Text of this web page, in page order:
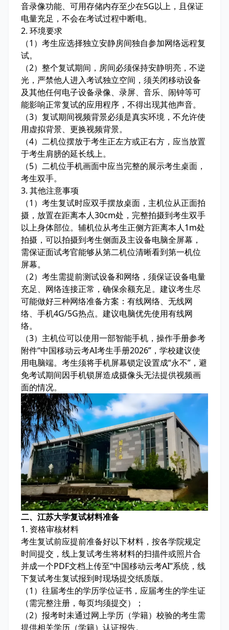
音录像功能、可用存储内存至少在5G以上，且保证
电量充足，不会在考试过程中断电。
2. 环境要求
（1）考生应选择独立安静房间独自参加网络远程复
试。
（2）整个复试期间，房间必须保持安静明亮，不逆
光，严禁他人进入考试独立空间，须关闭移动设备
及其他任何电子设备录像、录屏、音乐、闹钟等可
能影响正常复试的应用程序，不得出现其他声音。
（3）复试期间视频背景必须是真实环境，不允许使
用虚拟背景、更换视频背景。
（4）二机位摆放于考生正左方或正右方，应当放置
于考生肩膀的延长线上。
（5）二机位手机画面中应当完整的展示考生桌面，
考生双手。
3. 其他注意事项
（1）考生复试时应双手摆放桌面，主机位从正面拍
摄，放置在距离本人30cm处，完整拍摄到考生双手
以上身体部位。辅机位从考生正侧方距离本人1m处
拍摄，可以拍摄到考生侧面及主设备电脑全屏幕，
需保证面试考官能够从第二机位清晰看到第一机位
屏幕。
（2）考生需提前测试设备和网络，须保证设备电量
充足、网络连接正常，确保余额充足。建议考生尽
可能做好三种网络准备方案：有线网络、无线网
络、手机4G/5G热点。建议电脑优先使用有线网
络。
（3）主机位可以使用一部智能手机，操作手册参考
附件“中国移动云考AI考生手册2026”，学校建议使
用电脑端。考生须将手机屏幕锁定设置成“永不”，避
免考试期间因手机锁屏造成摄像头无法提供视频画
面的情况。
二、江苏大学复试材料准备
1. 资格审核材料
考生复试前应提前准备好以下材料，按各学院规定
时间提交，线上复试考生将材料的扫描件或照片合
并成一个PDF文档上传至“中国移动云考AI”系统，线
下复试考生复试报到时现场提交纸质版。
（1）往届考生的学历学位证书，应届考生的学生证
（需完整注册，每页均须提交）；
（2）报考时未通过网上学历（学籍）校验的考生需
提供相关学历（学籍）认证报告。